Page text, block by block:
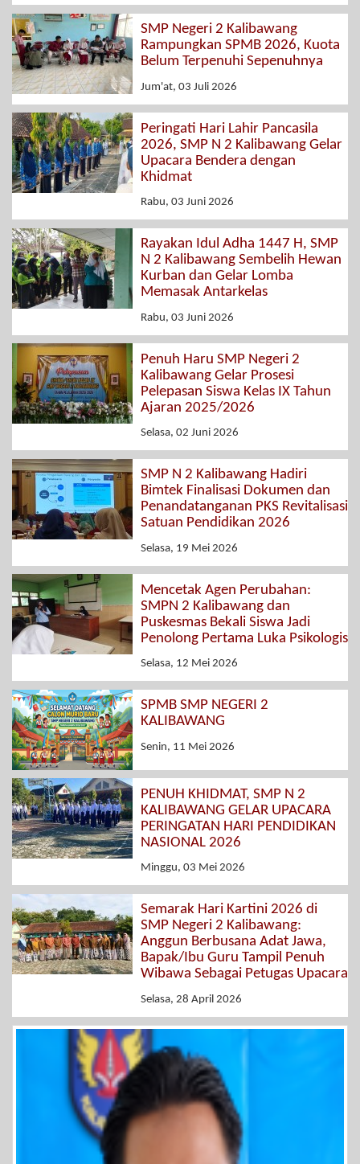
SMP Negeri 2 Kalibawang
Rampungkan SPMB 2026, Kuota
Belum Terpenuhi Sepenuhnya
Jum'at, 03 Juli 2026
Peringati Hari Lahir Pancasila
2026, SMP N 2 Kalibawang Gelar
Upacara Bendera dengan
Khidmat
Rabu, 03 Juni 2026
Rayakan Idul Adha 1447 H, SMP
N 2 Kalibawang Sembelih Hewan
Kurban dan Gelar Lomba
Memasak Antarkelas
Rabu, 03 Juni 2026
Penuh Haru SMP Negeri 2
Kalibawang Gelar Prosesi
Pelepasan Siswa Kelas IX Tahun
Ajaran 2025/2026
Selasa, 02 Juni 2026
SMP N 2 Kalibawang Hadiri
Bimtek Finalisasi Dokumen dan
Penandatanganan PKS Revitalisasi
Satuan Pendidikan 2026
Selasa, 19 Mei 2026
Mencetak Agen Perubahan:
SMPN 2 Kalibawang dan
Puskesmas Bekali Siswa Jadi
Penolong Pertama Luka Psikologis
Selasa, 12 Mei 2026
SPMB SMP NEGERI 2
KALIBAWANG
Senin, 11 Mei 2026
PENUH KHIDMAT, SMP N 2
KALIBAWANG GELAR UPACARA
PERINGATAN HARI PENDIDIKAN
NASIONAL 2026
Minggu, 03 Mei 2026
Semarak Hari Kartini 2026 di
SMP Negeri 2 Kalibawang:
Anggun Berbusana Adat Jawa,
Bapak/Ibu Guru Tampil Penuh
Wibawa Sebagai Petugas Upacara
Selasa, 28 April 2026